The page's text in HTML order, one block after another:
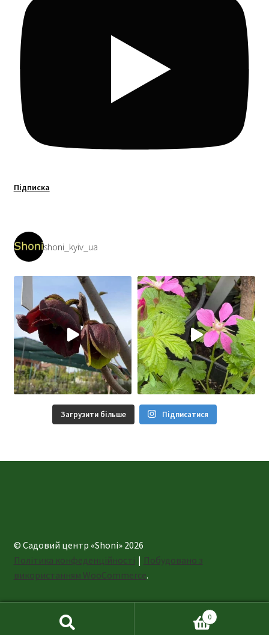
Підписка
shoni_kyiv_ua
Загрузити більше Підписатися
© Садовий центр «Shoni» 2026
Політика конфеденційності
Побудовано з
використанням WooCommerce.
0